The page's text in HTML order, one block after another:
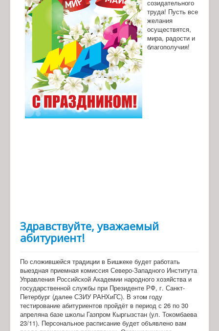
созидательного
труда! Пусть все
желания
осуществятся,
мира, радости и
благополучия!
Здравствуйте, уважаемый
абитуриент!
По сложившейся традиции в Бишкеке будет работать
выездная приемная комиссия Северо-Западного Института
Управления Российской Академии народного хозяйства и
государственной службы при Президенте РФ, г. Санкт-
Петербург (далее СЗИУ РАНХиГС). В этом году
тестирование абитуриентов пройдёт в период с 26 по 30
апреляна базе школы Газпром Кыргызстан (ул. Токомбаева
23/11). Персональное расписание будет объявлено вам